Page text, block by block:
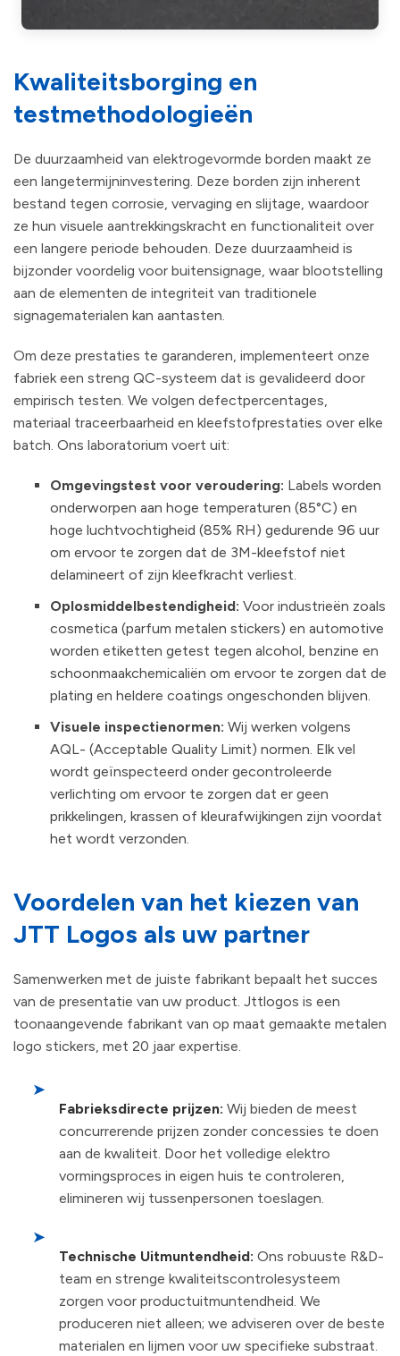
Kwaliteitsborging en
testmethodologieën
De duurzaamheid van elektrogevormde borden maakt ze
een langetermijninvestering. Deze borden zijn inherent
bestand tegen corrosie, vervaging en slijtage, waardoor
ze hun visuele aantrekkingskracht en functionaliteit over
een langere periode behouden. Deze duurzaamheid is
bijzonder voordelig voor buitensignage, waar blootstelling
aan de elementen de integriteit van traditionele
signagematerialen kan aantasten.
Om deze prestaties te garanderen, implementeert onze
fabriek een streng QC-systeem dat is gevalideerd door
empirisch testen. We volgen defectpercentages,
materiaal traceerbaarheid en kleefstofprestaties over elke
batch. Ons laboratorium voert uit:
Omgevingstest voor veroudering: Labels worden
onderworpen aan hoge temperaturen (85°C) en
hoge luchtvochtigheid (85% RH) gedurende 96 uur
om ervoor te zorgen dat de 3M-kleefstof niet
delamineert of zijn kleefkracht verliest.
Oplosmiddelbestendigheid: Voor industrieën zoals
cosmetica (parfum metalen stickers) en automotive
worden etiketten getest tegen alcohol, benzine en
schoonmaakchemicaliën om ervoor te zorgen dat de
plating en heldere coatings ongeschonden blijven.
Visuele inspectienormen: Wij werken volgens
AQL- (Acceptable Quality Limit) normen. Elk vel
wordt geïnspecteerd onder gecontroleerde
verlichting om ervoor te zorgen dat er geen
prikkelingen, krassen of kleurafwijkingen zijn voordat
het wordt verzonden.
Voordelen van het kiezen van
JTT Logos als uw partner
Samenwerken met de juiste fabrikant bepaalt het succes
van de presentatie van uw product. Jttlogos is een
toonaangevende fabrikant van op maat gemaakte metalen
logo stickers, met 20 jaar expertise.
➤
Fabrieksdirecte prijzen: Wij bieden de meest
concurrerende prijzen zonder concessies te doen
aan de kwaliteit. Door het volledige elektro
vormingsproces in eigen huis te controleren,
elimineren wij tussenpersonen toeslagen.
➤
Technische Uitmuntendheid: Ons robuuste R&D-
team en strenge kwaliteitscontrolesysteem
zorgen voor productuitmuntendheid. We
produceren niet alleen; we adviseren over de beste
materialen en lijmen voor uw specifieke substraat.